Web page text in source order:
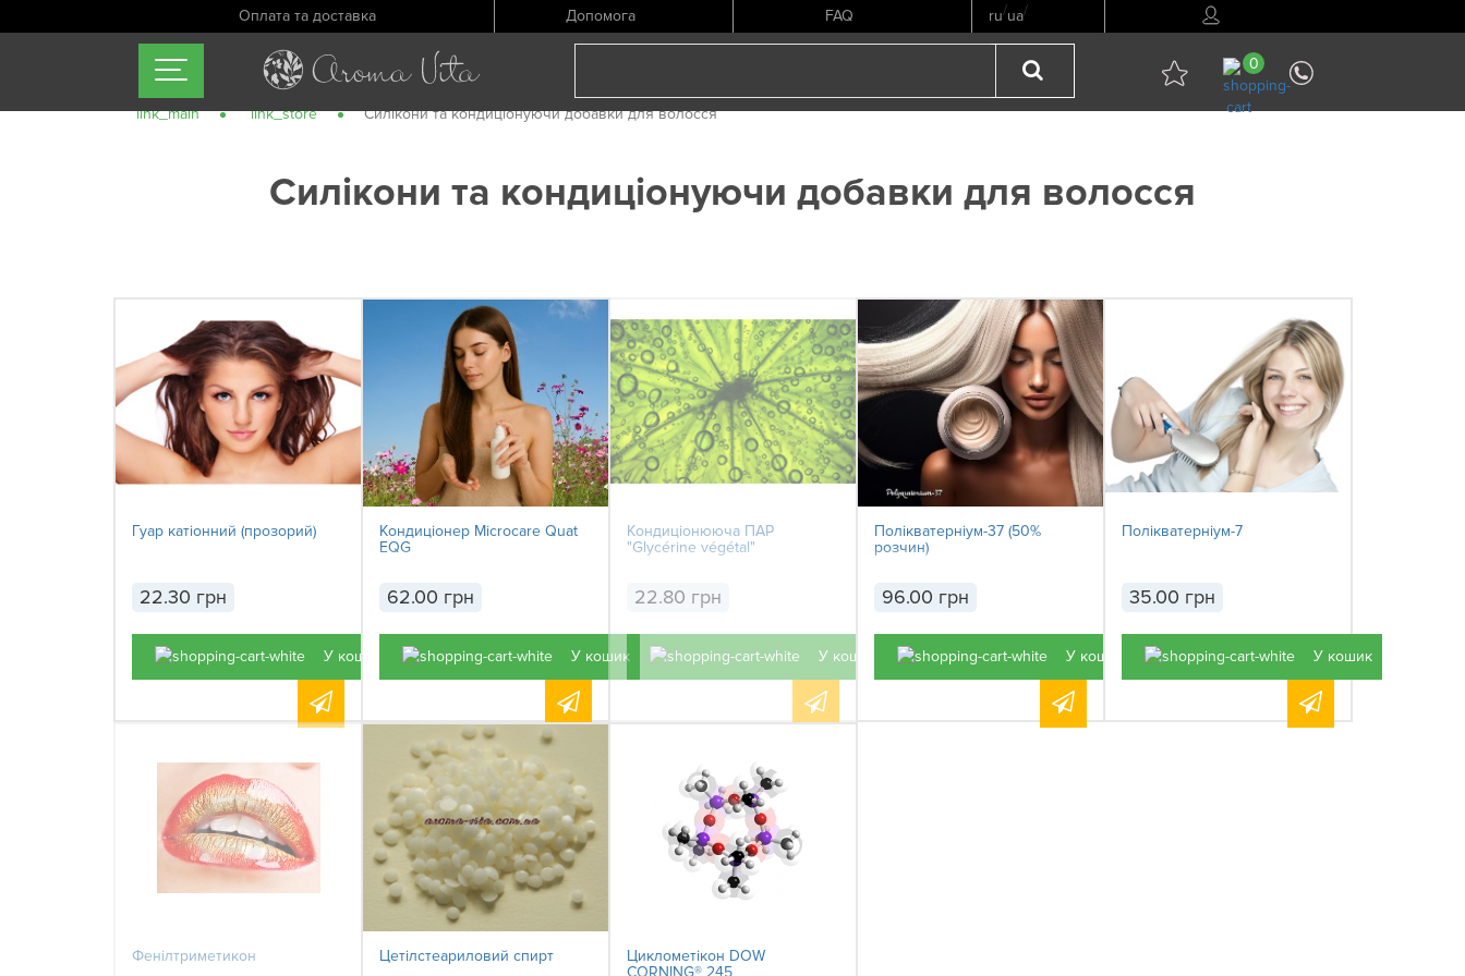
Оплата та доставка Допомога FAQ ru/ua/
0
link_main link_store Силікони та кондиціонуючи добавки для волосся
Силікони та кондиціонуючи добавки для волосся
Гуар катіонний (прозорий)
22.30 грн
У кошик
Кондиціонер Microcare Quat
EQG
62.00 грн
У кошик
Кондиціонююча ПАР
"Glycérine végétal"
22.80 грн
У кошик
Полікватерніум-37 (50%
розчин)
96.00 грн
У кошик
Полікватерніум-7
35.00 грн
У кошик
Фенілтриметикон Цетілстеариловий спирт
Циклометікон DOW
CORNING® 245